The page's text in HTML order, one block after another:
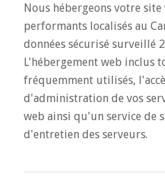
Nous hébergeons votre
performants localisés au
données sécurisé surveillé
L'hébergement web inclus
fréquemment utilisés,
d'administration de vos
web ainsi qu'un service de
d'entretien des serveurs.